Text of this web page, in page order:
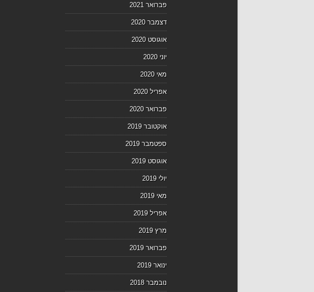
פברואר 2021
דצמבר 2020
אוגוסט 2020
יוני 2020
מאי 2020
אפריל 2020
פברואר 2020
אוקטובר 2019
ספטמבר 2019
אוגוסט 2019
יולי 2019
מאי 2019
אפריל 2019
מרץ 2019
פברואר 2019
ינואר 2019
נובמבר 2018